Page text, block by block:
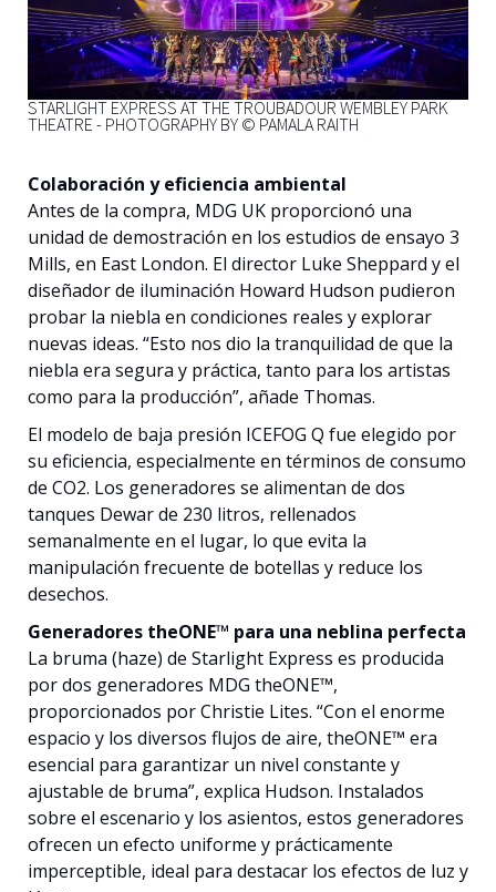
STARLIGHT EXPRESS AT THE TROUBADOUR WEMBLEY PARK
THEATRE - PHOTOGRAPHY BY © PAMALA RAITH
Colaboración y eficiencia ambiental
Antes de la compra, MDG UK proporcionó una
unidad de demostración en los estudios de ensayo 3
Mills, en East London. El director Luke Sheppard y el
diseñador de iluminación Howard Hudson pudieron
probar la niebla en condiciones reales y explorar
nuevas ideas. “Esto nos dio la tranquilidad de que la
niebla era segura y práctica, tanto para los artistas
como para la producción”, añade Thomas.
El modelo de baja presión ICEFOG Q fue elegido por
su eficiencia, especialmente en términos de consumo
de CO2. Los generadores se alimentan de dos
tanques Dewar de 230 litros, rellenados
semanalmente en el lugar, lo que evita la
manipulación frecuente de botellas y reduce los
desechos.
Generadores theONE™ para una neblina perfecta
La bruma (haze) de Starlight Express es producida
por dos generadores MDG theONE™,
proporcionados por Christie Lites. “Con el enorme
espacio y los diversos flujos de aire, theONE™ era
esencial para garantizar un nivel constante y
ajustable de bruma”, explica Hudson. Instalados
sobre el escenario y los asientos, estos generadores
ofrecen un efecto uniforme y prácticamente
imperceptible, ideal para destacar los efectos de luz y